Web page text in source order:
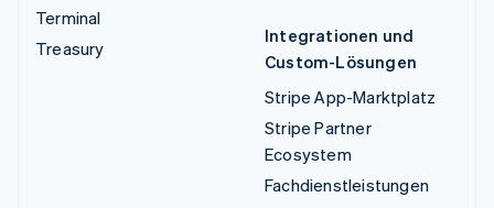
Terminal
Treasury
Integrationen und
Custom-Lösungen
Stripe App-Marktplatz
Stripe Partner
Ecosystem
Fachdienstleistungen